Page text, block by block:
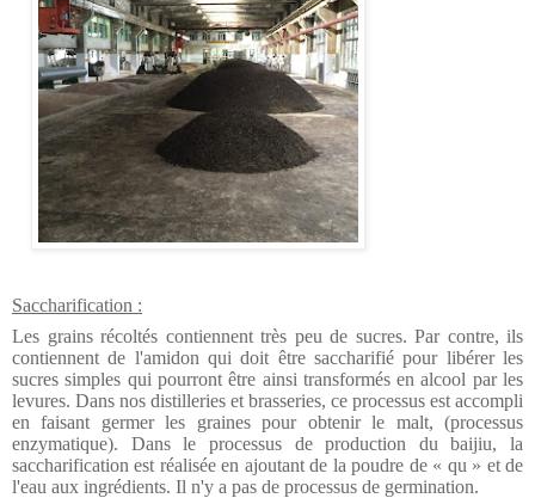
Saccharification :
Les grains récoltés contiennent très peu de sucres. Par contre, ils
contiennent de l'amidon qui doit être saccharifié pour libérer les
sucres simples qui pourront être ainsi transformés en alcool par les
levures. Dans nos distilleries et brasseries, ce processus est accompli
en faisant germer les graines pour obtenir le malt, (processus
enzymatique).
Dans le processus de production du baijiu, la
saccharification est réalisée en ajoutant de la poudre de « qu » et de
l'eau aux ingrédients. Il n'y a pas de processus de germination.